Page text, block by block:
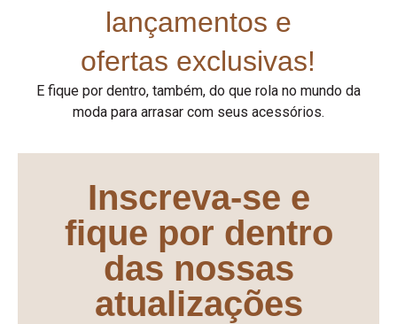
lançamentos e
ofertas exclusivas!
E fique por dentro, também, do que rola no mundo da
moda para arrasar com seus acessórios.
Inscreva-se e
fique por dentro
das nossas
atualizações